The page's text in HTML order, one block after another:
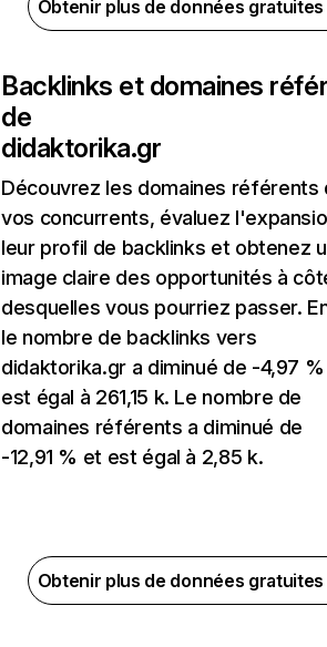
Obtenir plus de données
Backlinks et domaines
de
didaktorika.gr
Découvrez les domaines référents
vos concurrents, évaluez
leur profil de backlinks et obtenez
image claire des opportunités à
desquelles vous pourriez passer.
le nombre de backlinks vers
didaktorika.gr a diminué de -4,97
est égal à 261,15 k. Le nombre de
domaines référents a diminué de
-12,91 % et est égal à 2,85 k.
Obtenir plus de données